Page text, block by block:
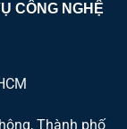
CÔNG NGHỆ
Thành phố